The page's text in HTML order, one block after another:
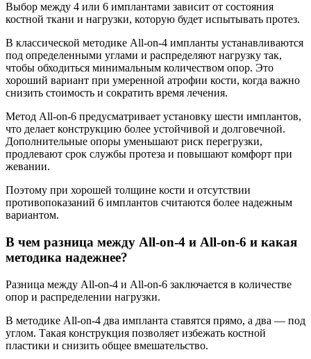
Выбор между 4 или 6 имплантами зависит от состояния
костной ткани и нагрузки, которую будет испытывать протез.
В классической методике All-on-4 импланты устанавливаются
под определенными углами и распределяют нагрузку так,
чтобы обходиться минимальным количеством опор. Это
хороший вариант при умеренной атрофии кости, когда важно
снизить стоимость и сократить время лечения.
Метод All-on-6 предусматривает установку шести имплантов,
что делает конструкцию более устойчивой и долговечной.
Дополнительные опоры уменьшают риск перегрузки,
продлевают срок службы протеза и повышают комфорт при
жевании.
Поэтому при хорошей толщине кости и отсутствии
противопоказаний 6 имплантов считаются более надежным
вариантом.
В чем разница между All-on-4 и All-on-6 и какая
методика надежнее?
Разница между All-on-4 и All-on-6 заключается в количестве
опор и распределении нагрузки.
В методике All-on-4 два импланта ставятся прямо, а два — под
углом. Такая конструкция позволяет избежать костной
пластики и снизить общее вмешательство.